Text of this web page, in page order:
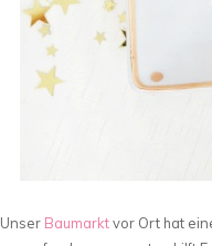
Unser Baumarktvor Ort hat